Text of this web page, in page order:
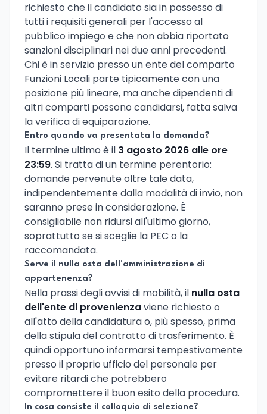
richiesto che il candidato sia in possesso di
tutti i requisiti generali per l'accesso al
pubblico impiego e che non abbia riportato
sanzioni disciplinari nei due anni precedenti.
Chi è in servizio presso un ente del comparto
Funzioni Locali parte tipicamente con una
posizione più lineare, ma anche dipendenti di
altri comparti possono candidarsi, fatta salva
la verifica di equiparazione.
Entro quando va presentata la domanda?
Il termine ultimo è il 3 agosto 2026 alle ore
23:59. Si tratta di un termine perentorio:
domande pervenute oltre tale data,
indipendentemente dalla modalità di invio, non
saranno prese in considerazione. È
consigliabile non ridursi all'ultimo giorno,
soprattutto se si sceglie la PEC o la
raccomandata.
Serve il nulla osta dell'amministrazione di
appartenenza?
Nella prassi degli avvisi di mobilità, il nulla osta
dell'ente di provenienzaviene richiesto o
all'atto della candidatura o, più spesso, prima
della stipula del contratto di trasferimento. È
quindi opportuno informarsi tempestivamente
presso il proprio ufficio del personale per
evitare ritardi che potrebbero
compromettere il buon esito della procedura.
In cosa consiste il colloquio di selezione?